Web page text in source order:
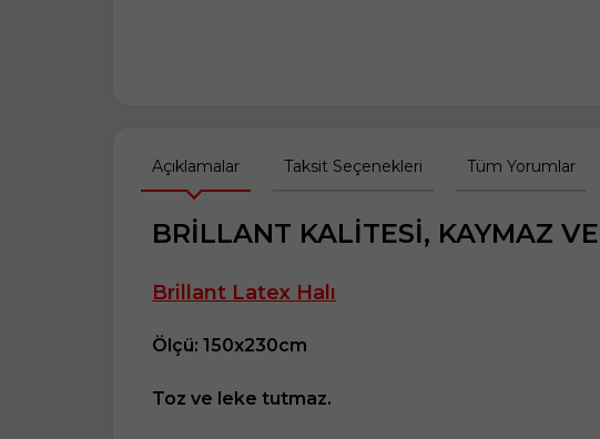
Açıklamalar Taksit Seçenekleri Tüm Yorumlar
BRİLLANT KALİTESİ, KAYMAZ
Brillant Latex Halı
Ölçü: 150x230cm
Toz ve leke tutmaz.